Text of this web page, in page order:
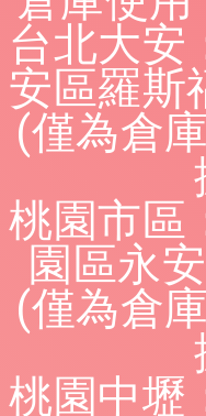
台北大安
安區羅斯
(僅為倉
桃園市區
園區永
(僅為倉
桃園中壢